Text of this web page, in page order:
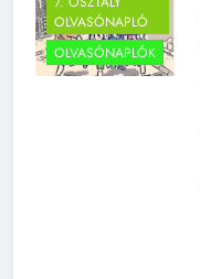
OLVASÓNAPLÓ
OLVASÓNAPLÓK